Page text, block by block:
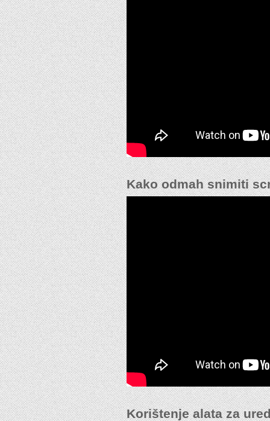
Kako odmah snimiti
Korištenje alata za